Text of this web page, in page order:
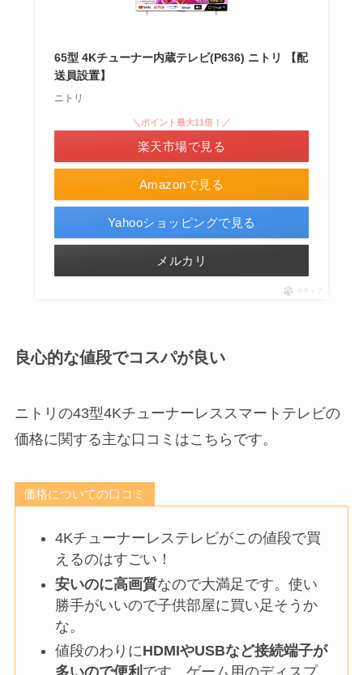
65型 4Kチューナー内蔵テレビ(P636) ニトリ 【配
送員設置】
ニトリ
Amazonで見る
＼ポイント最大11倍！／
楽天市場で見る
Yahooショッピングで見る
メルカリ
ポチップ
良心的な値段でコスパが良い
ニトリの43型4Kチューナーレススマートテレビの
価格に関する主な口コミはこちらです。
価格についての口コミ
4Kチューナーレステレビがこの値段で買
えるのはすごい！
安いのに高画質なので大満足です。使い
勝手がいいので子供部屋に買い足そうか
な。
値段のわりにHDMIやUSBなど接続端子が